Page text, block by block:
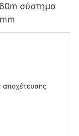
σύστημα